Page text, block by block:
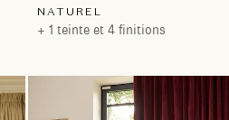
NATUREL
+ 1 teinte et 4 finitions